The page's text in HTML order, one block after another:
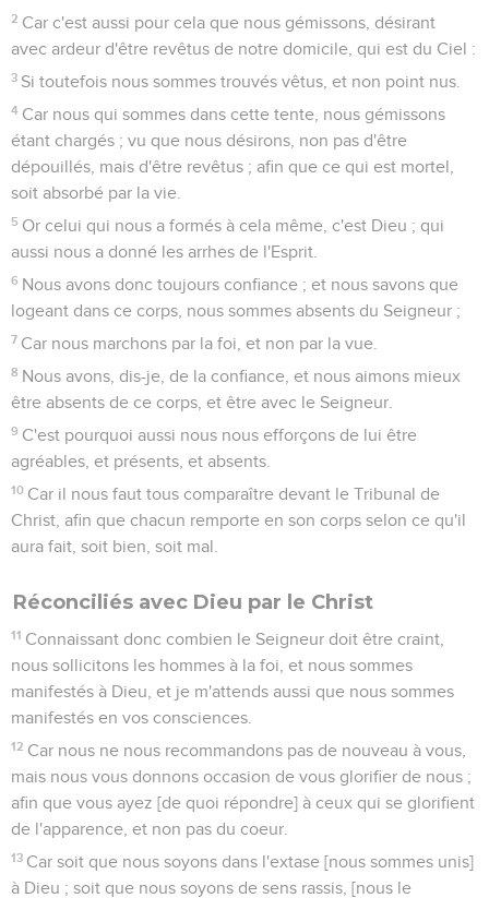
2 Car c'est aussi pour cela que nous gémissons, désirant
avec ardeur d'être revêtus de notre domicile, qui est du Ciel :
3 Si toutefois nous sommes trouvés vêtus, et non point nus.
4 Car nous qui sommes dans cette tente, nous gémissons
étant chargés ; vu que nous désirons, non pas d'être
dépouillés, mais d'être revêtus ; afin que ce qui est mortel,
soit absorbé par la vie.
5 Or celui qui nous a formés à cela même, c'est Dieu ; qui
aussi nous a donné les arrhes de l'Esprit.
6 Nous avons donc toujours confiance ; et nous savons que
logeant dans ce corps, nous sommes absents du Seigneur ;
7 Car nous marchons par la foi, et non par la vue.
8 Nous avons, dis-je, de la confiance, et nous aimons mieux
être absents de ce corps, et être avec le Seigneur.
9 C'est pourquoi aussi nous nous efforçons de lui être
agréables, et présents, et absents.
10 Car il nous faut tous comparaître devant le Tribunal de
Christ, afin que chacun remporte en son corps selon ce qu'il
aura fait, soit bien, soit mal.
Réconciliés avec Dieu par le Christ
11 Connaissant donc combien le Seigneur doit être craint,
nous sollicitons les hommes à la foi, et nous sommes
manifestés à Dieu, et je m'attends aussi que nous sommes
manifestés en vos consciences.
12 Car nous ne nous recommandons pas de nouveau à vous,
mais nous vous donnons occasion de vous glorifier de nous ;
afin que vous ayez [de quoi répondre] à ceux qui se glorifient
de l'apparence, et non pas du coeur.
13 Car soit que nous soyons dans l'extase [nous sommes unis]
à Dieu ; soit que nous soyons de sens rassis, [nous le